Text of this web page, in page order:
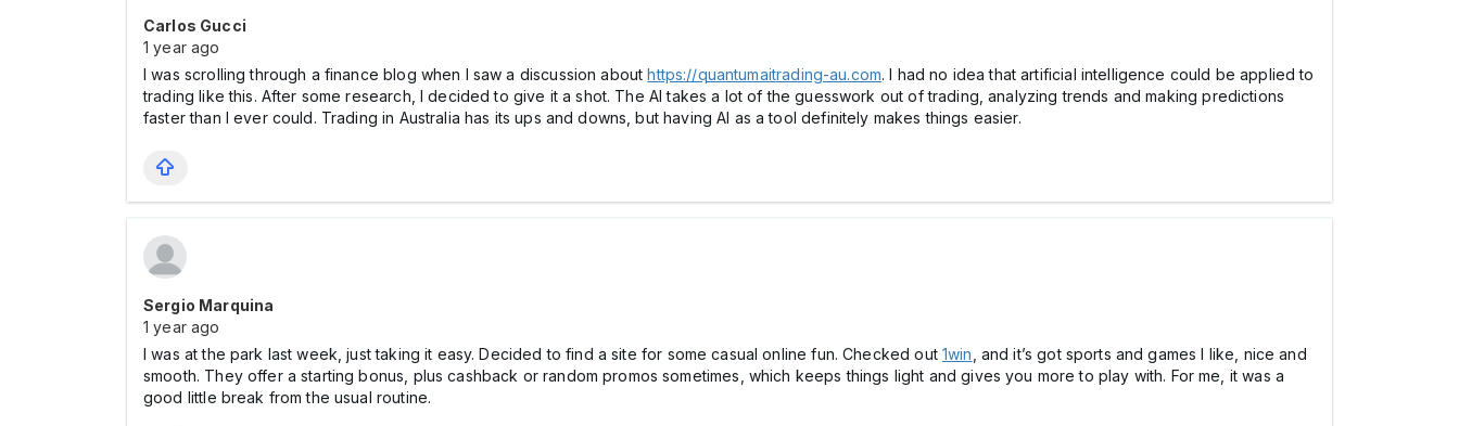
Carlos Gucci
1 year ago
I was scrolling through a finance blog when I saw a discussion abouthttps://quantumaitrading-au.com. I had no idea that artificial intelligence could be applied to
trading like this. After some research, I decided to give it a shot. The AI takes a lot of the guesswork out of trading, analyzing trends and making predictions
faster than I ever could. Trading in Australia has its ups and downs, but having AI as a tool definitely makes things easier.
Sergio Marquina
1 year ago
I was at the park last week, just taking it easy. Decided to find a site for some casual online fun. Checked out 1win , and it’s got sports and games I like, nice and
smooth. They offer a starting bonus, plus cashback or random promos sometimes, which keeps things light and gives you more to play with. For me, it was a
good little break from the usual routine.